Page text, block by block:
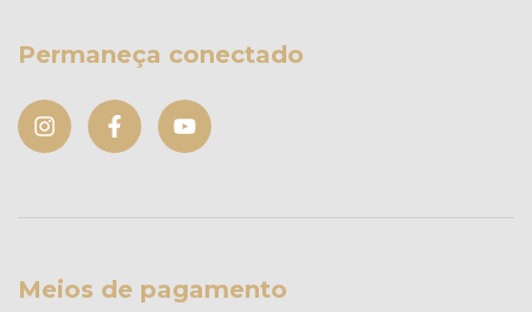
Permaneça conectado
Meios de pagamento